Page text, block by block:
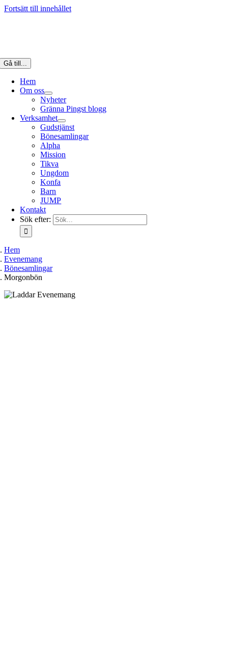
Fortsätt till innehållet
Gå till...
Hem
Om oss
Nyheter
Gränna Pingst blogg
Verksamhet
Gudstjänst
Bönesamlingar
Alpha
Mission
Tikva
Ungdom
Konfa
Barn
JUMP
Kontakt
Sök efter:
Hem
Evenemang
Bönesamlingar
Morgonbön